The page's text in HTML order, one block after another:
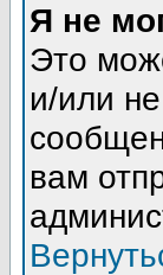
Я не
Это
и/или
вам